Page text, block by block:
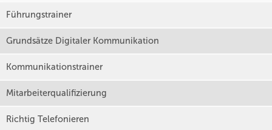
Führungstrainer
Grundsätze Digitaler Kommunikation
Kommunikationstrainer
Mitarbeiterqualifizierung
Richtig Telefonieren